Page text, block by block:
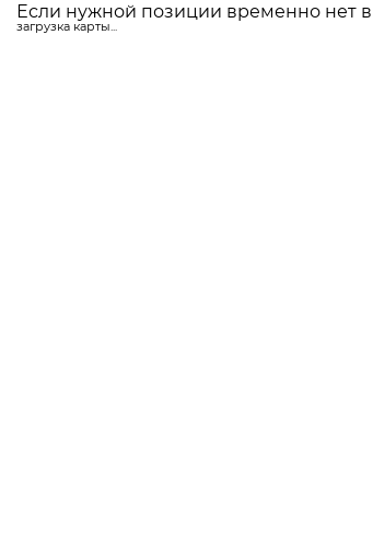
Если нужной позиции временно нет
загрузка карты...